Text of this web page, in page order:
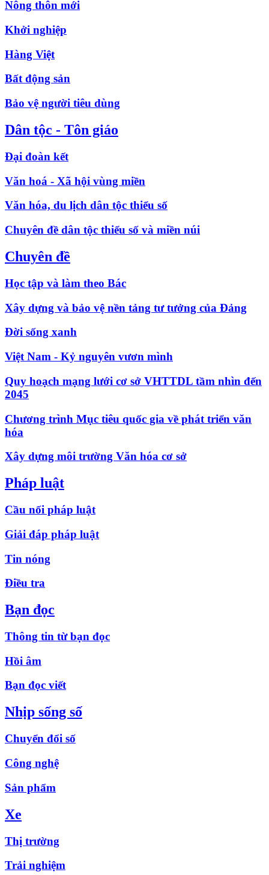
Nông thôn mới
Khởi nghiệp
Hàng Việt
Bất động sản
Bảo vệ người tiêu dùng
Dân tộc - Tôn giáo
Đại đoàn kết
Văn hoá - Xã hội vùng miền
Văn hóa, du lịch dân tộc thiểu số
Chuyên đề dân tộc thiểu số và miền núi
Chuyên đề
Học tập và làm theo Bác
Xây dựng và bảo vệ nền tảng tư tưởng của Đảng
Đời sống xanh
Việt Nam - Kỷ nguyên vươn mình
Quy hoạch mạng lưới cơ sở VHTTDL tầm nhìn đến
2045
Chương trình Mục tiêu quốc gia về phát triển văn
hóa
Xây dựng môi trường Văn hóa cơ sở
Pháp luật
Cầu nối pháp luật
Giải đáp pháp luật
Tin nóng
Điều tra
Bạn đọc
Thông tin từ bạn đọc
Hồi âm
Bạn đọc viết
Nhịp sống số
Chuyển đổi số
Công nghệ
Sản phẩm
Xe
Thị trường
Trải nghiệm